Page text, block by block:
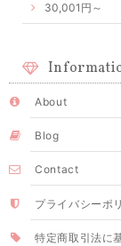
30,001円～
About
Blog
Contact
プライバシーポ
特定商取引法に